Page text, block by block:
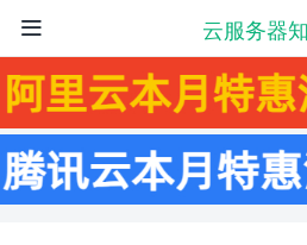
云服务器
